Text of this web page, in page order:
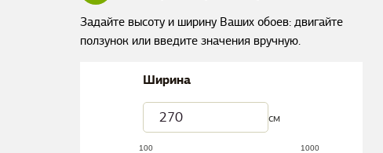
Задайте высоту и ширину Ваших обоев: двигайте
ползунок или введите значения вручную.
Ширина
см
100 1000